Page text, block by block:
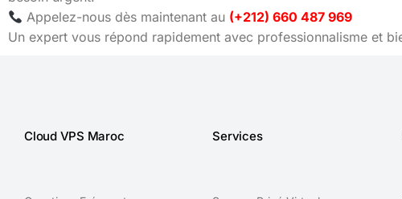
Appelez-nous dès maintenant au (+212) 660 487 969
Un expert vous répond rapidement avec professionnalisme et
Cloud VPS Maroc Services